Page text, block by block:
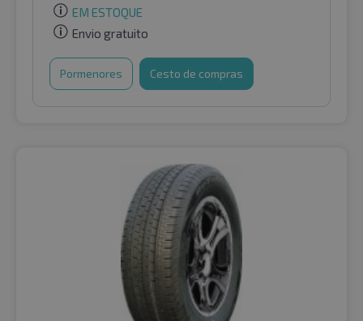
EM ESTOQUE
Envio gratuito
Pormenores Cesto de compras